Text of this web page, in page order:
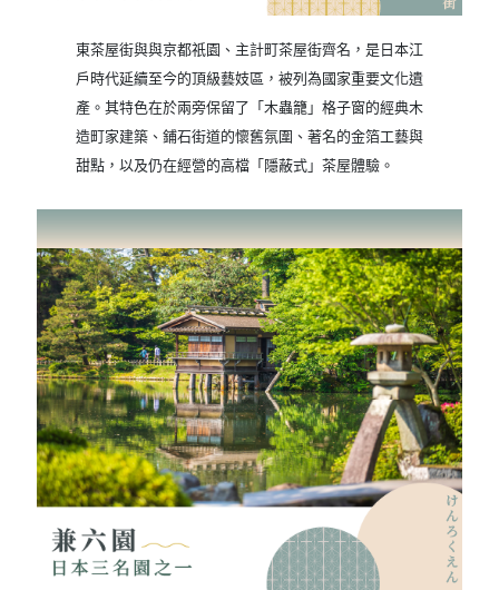
東茶屋街與與京都祇園、主計町茶屋街齊名，是日本江
戶時代延續至今的頂級藝妓區，被列為國家重要文化遺
產。其特色在於兩旁保留了「木蟲籠」格子窗的經典木
造町家建築、鋪石街道的懷舊氛圍、著名的金箔工藝與
甜點，以及仍在經營的高檔「隱蔽式」茶屋體驗。